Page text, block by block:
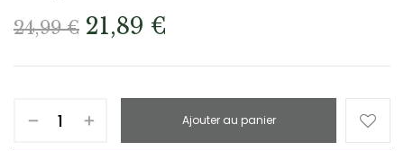
24,99€ 21,89 €
Ajouter au panier